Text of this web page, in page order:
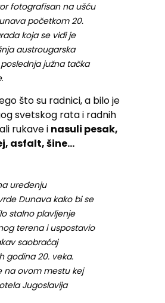
fotografisan na ušću
početkom 20.
koja se vidi je
austrougarska
južna tačka
.
što su radnici, a bilo je
svetskog rata i radnih
rukave i nasuli pesak,
asfalt, šine…
uređenju
Dunava kako bi se
stalno plavljenje
terena i uspostavio
saobraćaj
godina 20. veka.
na ovom mestu kej
Jugoslavija